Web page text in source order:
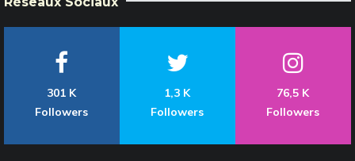
301 K
Followers
1,3 K
Followers
76,5 K
Followers